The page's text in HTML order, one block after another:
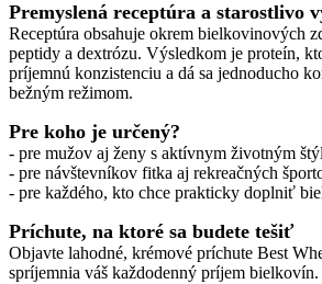
Premyslená receptúra a starostlivo
Receptúra obsahuje okrem bielkovinových
peptidy a dextrózu. Výsledkom je proteín,
príjemnú konzistenciu a dá sa jednoducho
bežným režimom.
Pre koho je určený?
- pre mužov aj ženy s aktívnym životným
- pre návštevníkov fitka aj rekreačných
- pre každého, kto chce prakticky doplniť
Príchute, na ktoré sa budete tešiť
Objavte lahodné, krémové príchute Best
spríjemnia váš každodenný príjem bielkovín.